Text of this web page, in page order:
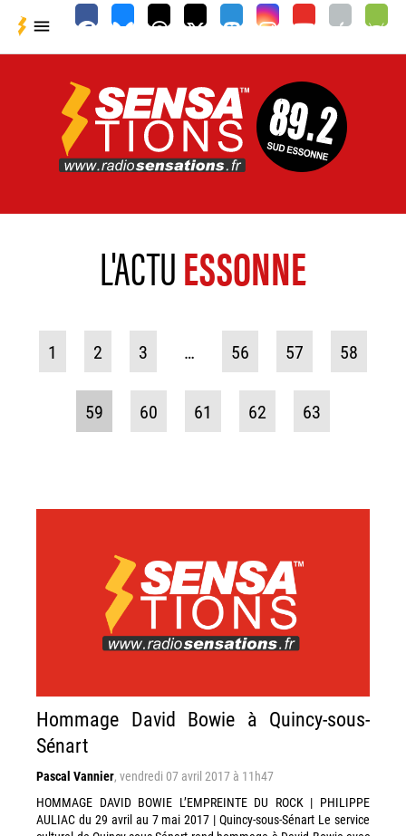

L'ACTUESSONNE
1 2 3 … 56 57 58
59 60 61 62 63
Hommage David Bowie à Quincy-sous-
Sénart
Pascal Vannier, vendredi 07 avril 2017 à 11h47
HOMMAGE DAVID BOWIE L’EMPREINTE DU ROCK | PHILIPPE
AULIAC du 29 avril au 7 mai 2017 | Quincy-sous-Sénart Le service